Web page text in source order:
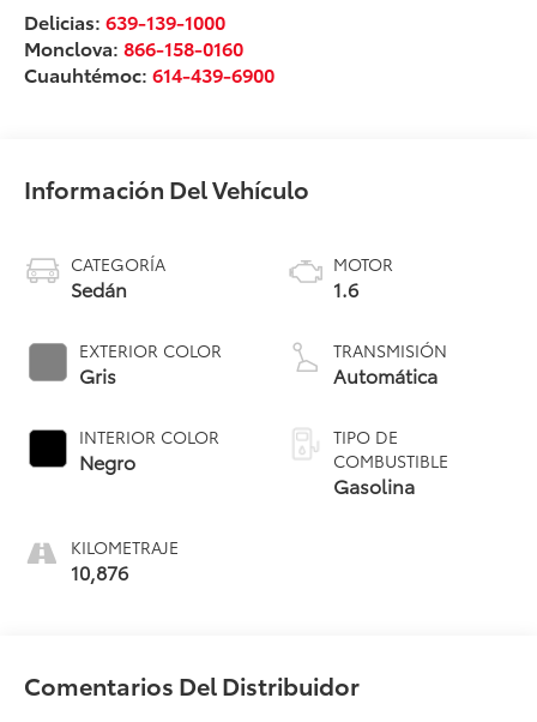
Delicias:639-139-1000
Monclova:866-158-0160
Cuauhtémoc:614-439-6900
Información Del Vehículo
CATEGORÍA
Sedán
EXTERIOR COLOR
Gris
INTERIOR COLOR
Negro
KILOMETRAJE
10,876
MOTOR
1.6
TRANSMISIÓN
Automática
TIPO DE
COMBUSTIBLE
Gasolina
Comentarios Del Distribuidor